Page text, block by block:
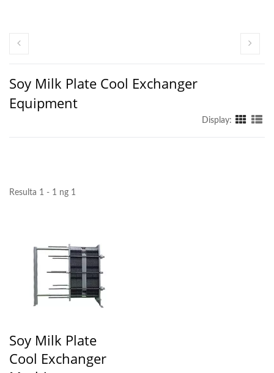
Soy Milk Plate Cool Exchanger
Equipment
Display:
Resulta 1 - 1 ng 1
Soy Milk Plate
Cool Exchanger